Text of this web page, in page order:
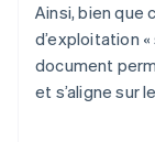
Ainsi, bien que
d’exploitation
document
et s’aligne sur